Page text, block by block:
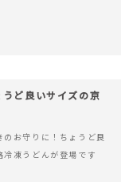
ど良いサイズの京
のお守りに！ちょうど良
冷凍うどんが登場です